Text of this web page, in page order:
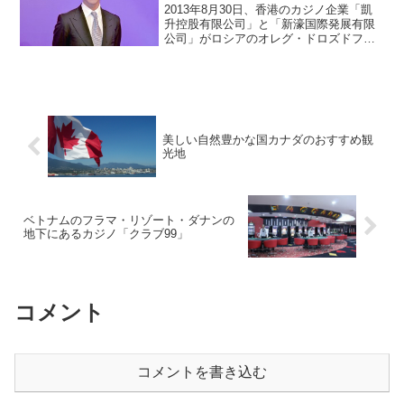
2013年8月30日、香港のカジノ企業「凱
升控股有限公司」と「新濠国際発展有限
公司」がロシアのオレグ・ドロズドフ氏
美しい自然豊かな国カナダのおすすめ観
光地
ベトナムのフラマ・リゾート・ダナンの
地下にあるカジノ「クラブ99」
コメント
コメントを書き込む